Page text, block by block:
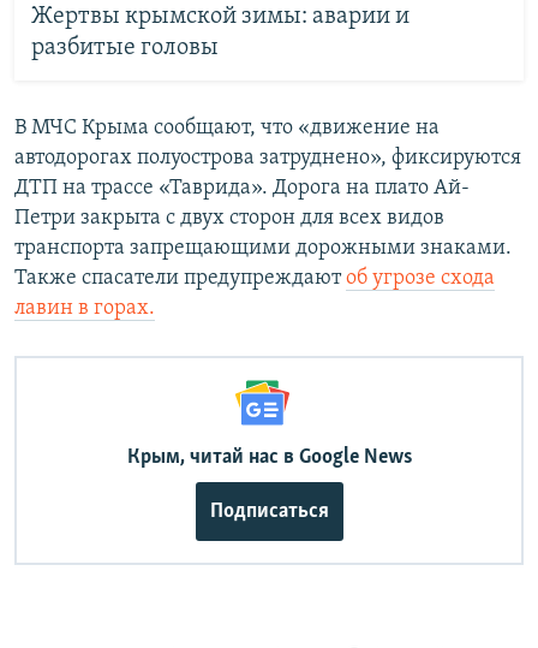
Жертвы крымской зимы: аварии и
разбитые головы
В МЧС Крыма сообщают, что «движение на
автодорогах полуострова затруднено», фиксируются
ДТП на трассе «Таврида». Дорога на плато Ай-
Петри закрыта с двух сторон для всех видов
транспорта запрещающими дорожными знаками.
Также спасатели предупреждаютоб угрозе схода
лавин в горах.
Крым, читай нас в Google News
Подписаться